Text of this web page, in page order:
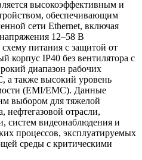
высокоэффективным и
обеспечивающим
сети Ethernet, включая
12–58 В
питания с защитой от
корпус IP40 без вентилятора с
диапазон рабочих
а также высокий уровень
(EMI/EMC). Данные
выбором для тяжелой
нефтегазовой отрасли,
систем видеонаблюдения и
процессов, эксплуатируемых
среды с критическими